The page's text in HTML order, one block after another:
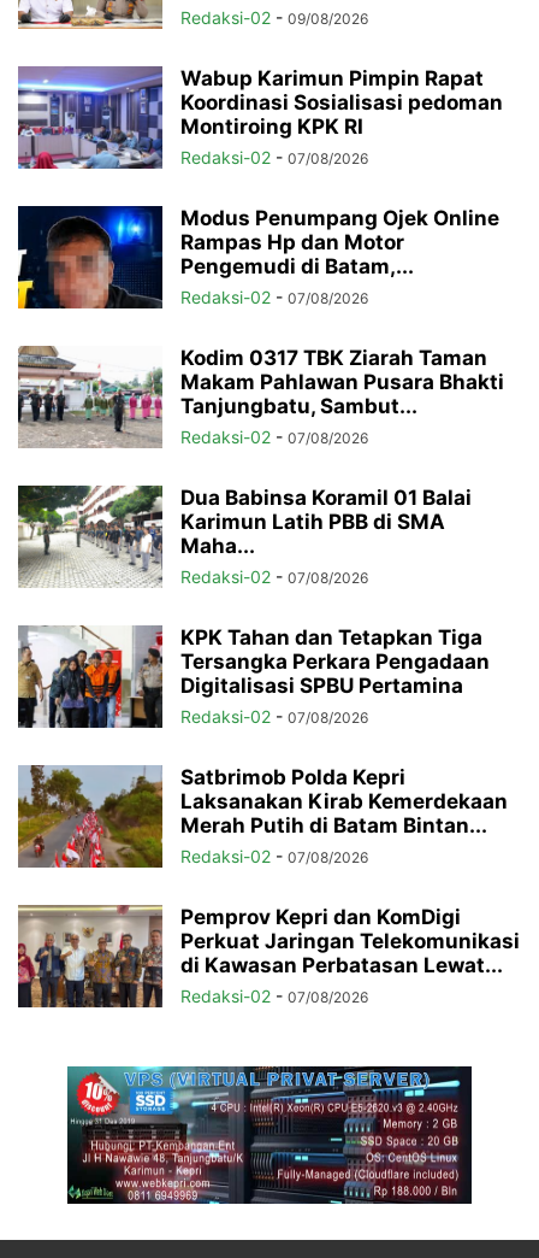
Redaksi-02 - 09/08/2026
Wabup Karimun Pimpin Rapat
Koordinasi Sosialisasi pedoman
Montiroing KPK RI
Redaksi-02 - 07/08/2026
Modus Penumpang Ojek Online
Rampas Hp dan Motor
Pengemudi di Batam,...
Redaksi-02 - 07/08/2026
Kodim 0317 TBK Ziarah Taman
Makam Pahlawan Pusara Bhakti
Tanjungbatu, Sambut...
Redaksi-02 - 07/08/2026
Dua Babinsa Koramil 01 Balai
Karimun Latih PBB di SMA
Maha...
Redaksi-02 - 07/08/2026
KPK Tahan dan Tetapkan Tiga
Tersangka Perkara Pengadaan
Digitalisasi SPBU Pertamina
Redaksi-02 - 07/08/2026
Satbrimob Polda Kepri
Laksanakan Kirab Kemerdekaan
Merah Putih di Batam Bintan...
Redaksi-02 - 07/08/2026
Pemprov Kepri dan KomDigi
Perkuat Jaringan Telekomunikasi
di Kawasan Perbatasan Lewat...
Redaksi-02 - 07/08/2026